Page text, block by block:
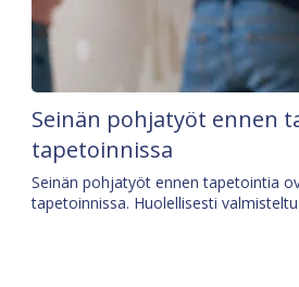
Seinän pohjatyöt ennen
tapetoinnissa
Seinän pohjatyöt ennen tapetointia
tapetoinnissa. Huolellisesti